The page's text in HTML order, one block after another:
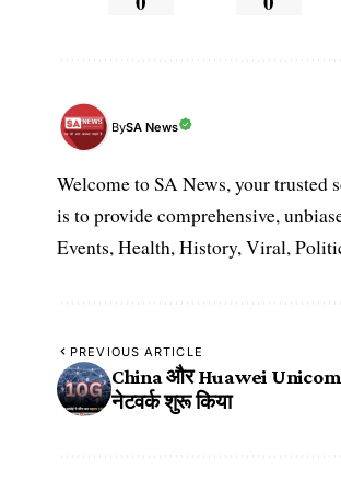
BySA News
Welcome to SA News, your trusted
is to provide comprehensive,
Events, Health, History, Viral,
PREVIOUS ARTICLE
China और Huawei Unicom
नेटवर्क शुरू किया